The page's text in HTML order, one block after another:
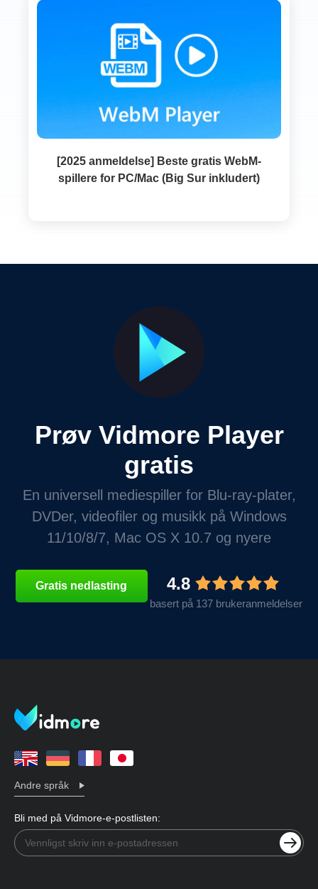
[2025 anmeldelse] Beste gratis WebM-
spillere for PC/Mac (Big Sur inkludert)
Prøv Vidmore Player
gratis
En universell mediespiller for Blu-ray-plater,
DVDer, videofiler og musikk på Windows
11/10/8/7, Mac OS X 10.7 og nyere
Gratis nedlasting 4.8
basert på 137 brukeranmeldelser
Andre språk
Bli med på Vidmore-e-postlisten: